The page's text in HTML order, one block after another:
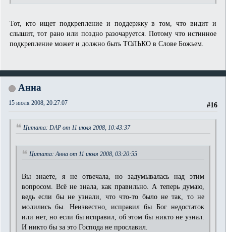
Тот, кто ищет подкрепление и поддержку в том, что видит и
слышит, тот рано или поздно разочаруется. Потому что истинное
подкрепление может и должно быть ТОЛЬКО в Слове Божьем.
Анна
#16
15 июля 2008, 20:27:07
Цитата: DAP от 11 июля 2008, 10:43:37
Цитата: Анна от 11 июля 2008, 03:20:55
Вы знаете, я не отвечала, но задумывалась над этим
вопросом. Всё не знала, как правильно. А теперь думаю,
ведь если бы не узнали, что что-то было не так, то не
молились бы. Неизвестно, исправил бы Бог недостаток
или нет, но если бы исправил, об этом бы никто не узнал.
И никто бы за это Господа не прославил.